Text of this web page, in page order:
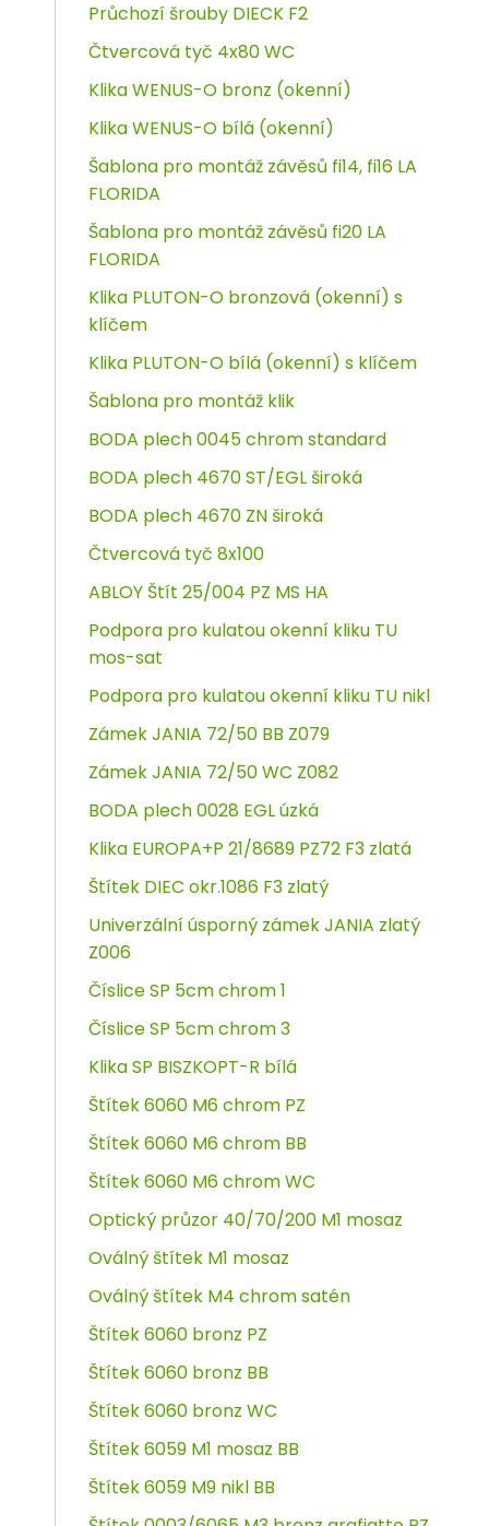
Průchozí šrouby DIECK F2
Čtvercová tyč 4x80 WC
Klika WENUS-O bronz (okenní)
Klika WENUS-O bílá (okenní)
Šablona pro montáž závěsů fi14, fi16 LA
FLORIDA
Šablona pro montáž závěsů fi20 LA
FLORIDA
Klika PLUTON-O bronzová (okenní) s
klíčem
Klika PLUTON-O bílá (okenní) s klíčem
Šablona pro montáž klik
BODA plech 0045 chrom standard
BODA plech 4670 ST/EGL široká
BODA plech 4670 ZN široká
Čtvercová tyč 8x100
ABLOY Štít 25/004 PZ MS HA
Podpora pro kulatou okenní kliku TU
mos-sat
Podpora pro kulatou okenní kliku TU nikl
Zámek JANIA 72/50 BB Z079
Zámek JANIA 72/50 WC Z082
BODA plech 0028 EGL úzká
Klika EUROPA+P 21/8689 PZ72 F3 zlatá
Štítek DIEC okr.1086 F3 zlatý
Univerzální úsporný zámek JANIA zlatý
Z006
Číslice SP 5cm chrom 1
Číslice SP 5cm chrom 3
Klika SP BISZKOPT-R bílá
Štítek 6060 M6 chrom PZ
Štítek 6060 M6 chrom BB
Štítek 6060 M6 chrom WC
Optický průzor 40/70/200 M1 mosaz
Oválný štítek M1 mosaz
Oválný štítek M4 chrom satén
Štítek 6060 bronz PZ
Štítek 6060 bronz BB
Štítek 6060 bronz WC
Štítek 6059 M1 mosaz BB
Štítek 6059 M9 nikl BB